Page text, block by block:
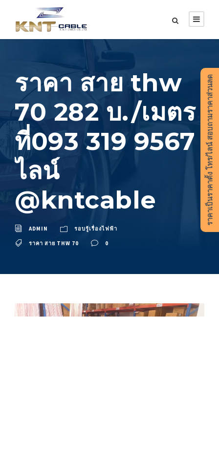
ราคา สาย thw
70 282 บ./เมตร
ที่093 319 9567
ไลน์
@kntcable
ADMIN รอบรู้เรื่องไฟฟ้า
ราคา สาย THW 70 0
ราคาเป็นราคาตั้ง โทร/ไลน์ สอบถามราคาส่วนลด